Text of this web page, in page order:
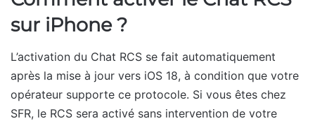
sur iPhone ?
L’activation du Chat RCS se fait automatiquement
après la mise à jour vers iOS 18, à condition que votre
opérateur supporte ce protocole. Si vous êtes chez
SFR, le RCS sera activé sans intervention de votre